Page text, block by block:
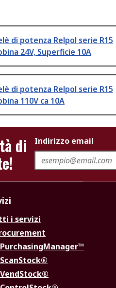
di potenza Relpol serie R15
24V, Superficie 10A
di potenza Relpol serie R15
110V ca 10A
di
Indirizzo email
i servizi
PurchasingManager™
ScanStock®
VendStock®